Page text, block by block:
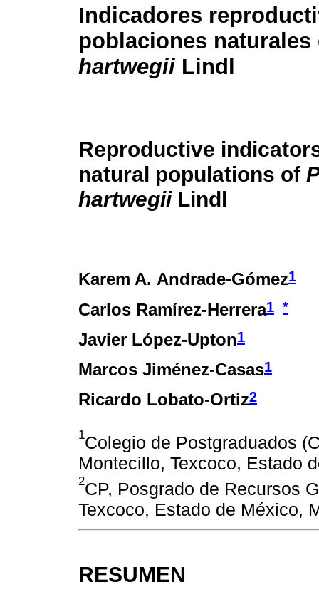
Indicadores
poblaciones
hartwegii Lindl
Reproductive
natural populations of
hartwegiiLindl
Karem A. Andrade-Gómez1
Carlos Ramírez-Herrera1 *
Javier López-Upton1
Marcos Jiménez-Casas1
Ricardo Lobato-Ortiz2
1Colegio de Postgraduados
Montecillo, Texcoco, Estado
2CP, Posgrado de Recursos
Texcoco, Estado de México,
RESUMEN